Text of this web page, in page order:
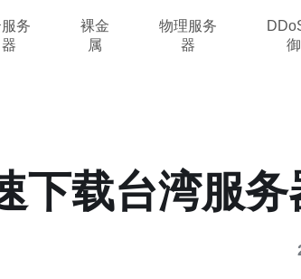
务
器
裸金
属
物理服务
器
御
下载台湾服